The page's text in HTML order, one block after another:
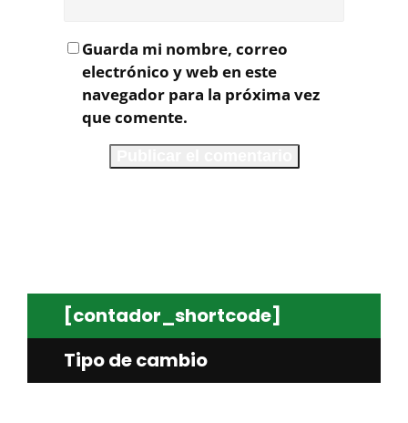
Guarda mi nombre, correo
electrónico y web en este
navegador para la próxima vez
que comente.
[contador_shortcode]
Tipo de cambio